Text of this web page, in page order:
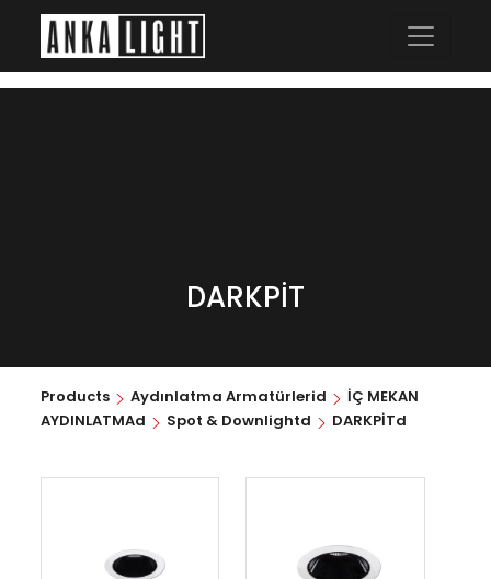
DARKPİT
Products Aydınlatma Armatürlerid
İÇ MEKAN
AYDINLATMAd
Spot & Downlightd DARKPİTd